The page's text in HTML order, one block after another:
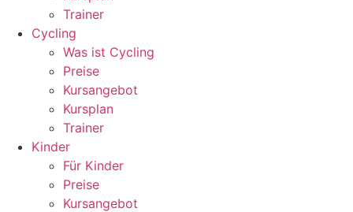
Trainer
Cycling
Was ist Cycling
Preise
Kursangebot
Kursplan
Trainer
Kinder
Für Kinder
Preise
Kursangebot